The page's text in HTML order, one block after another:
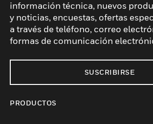
información técnica, nuevos
y noticias, encuestas, ofertas
a través de teléfono, correo
formas de comunicación
SUSCRIBIRSE
PRODUCTOS